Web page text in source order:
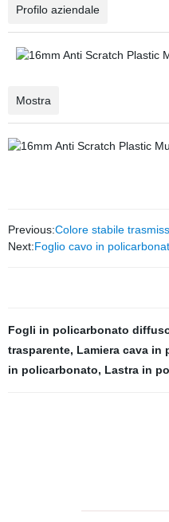
Profilo aziendale
Mostra
Previous:Colore stabile
Next:Foglio cavo in
Fogli in policarbonato
trasparente, Lamiera cava in
in policarbonato, Lastra in